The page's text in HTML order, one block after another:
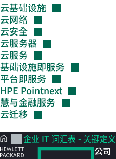
云基础设施
云网络
云安全
云服务器
云服务
基础设施即服务
平台即服务
HPE Pointnext
慧与金融服务
云迁移
企业 IT 词汇表 - 关键定义
公司